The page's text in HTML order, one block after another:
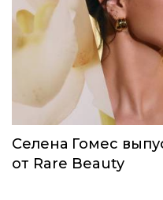
Селена Гомес
от Rare Beauty